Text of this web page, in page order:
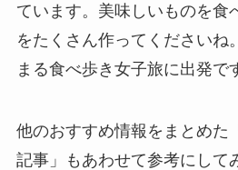
ています。美味しいものを食
をたくさん作ってくださいね
まる食べ歩き女子旅に出発で
他のおすすめ情報をまとめた
記事」もあわせて参考にして